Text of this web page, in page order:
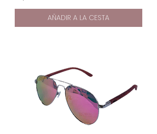
AÑADIR A LA CESTA